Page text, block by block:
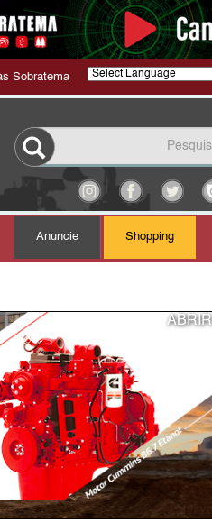
Sobratema
Anuncie Shopping
ABRIR